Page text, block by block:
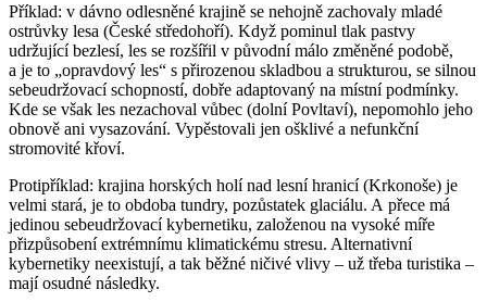
Příklad: v dávno odlesněné krajině se nehojně zachovaly mladé
ostrůvky lesa (České středohoří). Když pominul tlak pastvy
udržující bezlesí, les se rozšířil v původní málo změněné podobě,
a je to „opravdový les“ s přirozenou skladbou a strukturou, se silnou
sebeudržovací schopností, dobře adaptovaný na místní podmínky.
Kde se však les nezachoval vůbec (dolní Povltaví), nepomohlo jeho
obnově ani vysazování. Vypěstovali jen ošklivé a nefunkční
stromovité křoví.
Protipříklad: krajina horských holí nad lesní hranicí (Krkonoše) je
velmi stará, je to obdoba tundry, pozůstatek glaciálu. A přece má
jedinou sebeudržovací kybernetiku, založenou na vysoké míře
přizpůsobení extrémnímu klimatickému stresu. Alternativní
kybernetiky neexistují, a tak běžné ničivé vlivy – už třeba turistika –
mají osudné následky.